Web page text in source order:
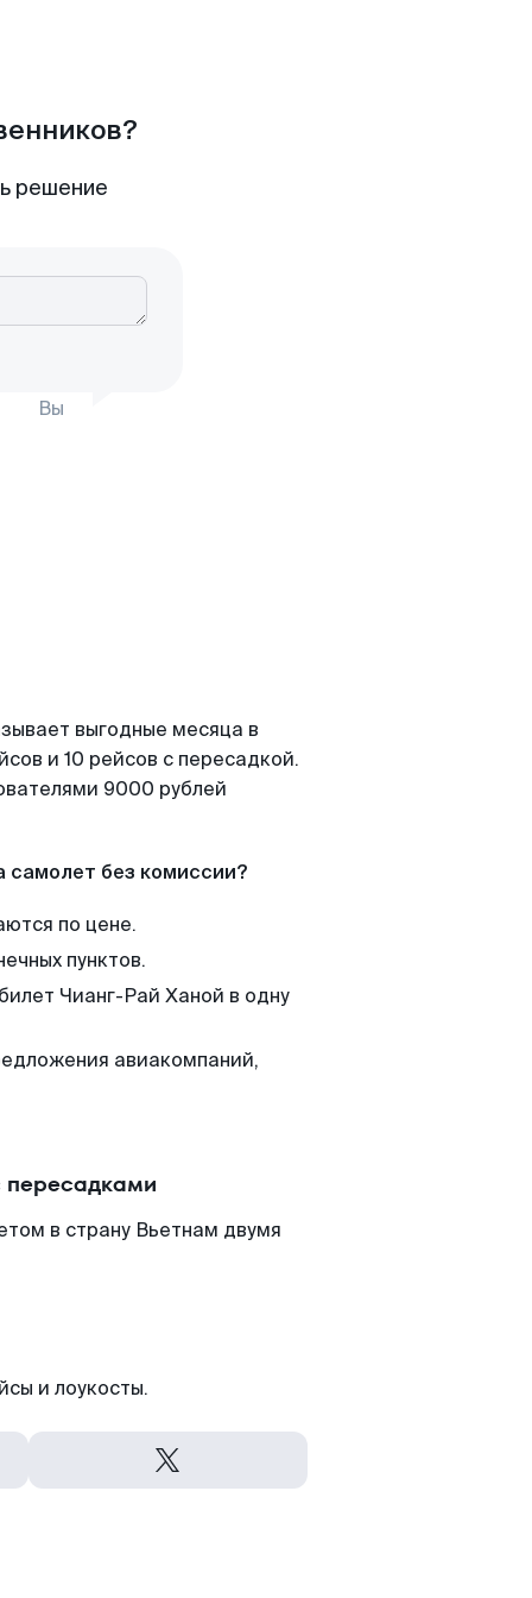
решение
Вы
выгодные месяца в
и 10 рейсов с пересадкой.
9000 рублей
самолет без комиссии?
по цене.
пунктов.
Чианг-Рай Ханой в одну
авиакомпаний,
пересадками
в страну Вьетнам двумя
и лоукосты.